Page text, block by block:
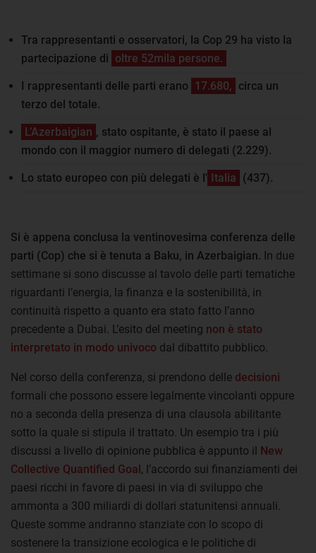
Tra rappresentanti e osservatori, la Cop 29 ha visto la
partecipazione di oltre 52mila persone.
I rappresentanti delle parti erano 17.680, circa un
terzo del totale.
L’Azerbaigian , stato ospitante, è stato il paese al
mondo con il maggior numero di delegati (2.229).
Lo stato europeo con più delegati è l' Italia (437).
Si è appena conclusa la ventinovesima conferenza delle
parti (Cop) che si è tenuta a Baku, in Azerbaigian. In due
settimane si sono discusse al tavolo delle parti tematiche
riguardanti l’energia, la finanza e la sostenibilità, in
continuità rispetto a quanto era stato fatto l’anno
precedente a Dubai. L’esito del meeting non è stato
interpretato in modo univoco dal dibattito pubblico.
Nel corso della conferenza, si prendono delle decisioni
formali che possono essere legalmente vincolanti oppure
no a seconda della presenza di una clausola abilitante
sotto la quale si stipula il trattato. Un esempio tra i più
discussi a livello di opinione pubblica è appunto il New
Collective Quantified Goal, l’accordo sui finanziamenti dei
paesi ricchi in favore di paesi in via di sviluppo che
ammonta a 300 miliardi di dollari statunitensi annuali.
Queste somme andranno stanziate con lo scopo di
sostenere la transizione ecologica e le politiche di